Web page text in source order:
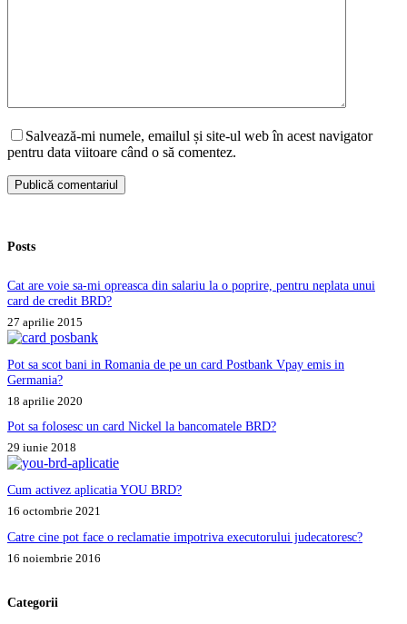
Salvează-mi numele, emailul și site-ul web în acest navigator
pentru data viitoare când o să comentez.
Publică comentariul
Posts
Cat are voie sa-mi opreasca din salariu la o poprire, pentru neplata unui
card de credit BRD?
27 aprilie 2015
Pot sa scot bani in Romania de pe un card Postbank Vpay emis in
Germania?
18 aprilie 2020
Pot sa folosesc un card Nickel la bancomatele BRD?
29 iunie 2018
Cum activez aplicatia YOU BRD?
16 octombrie 2021
Catre cine pot face o reclamatie impotriva executorului judecatoresc?
16 noiembrie 2016
Categorii